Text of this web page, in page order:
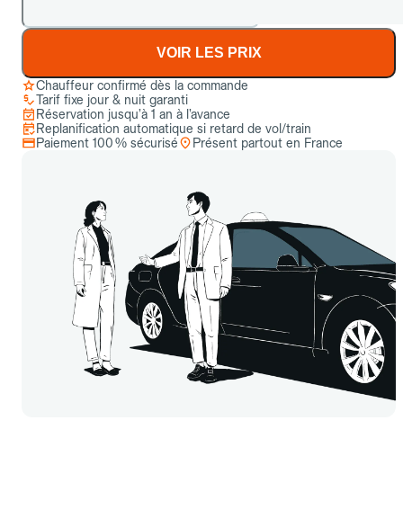
VOIR LES PRIX
Chauffeur confirmé dès la commande
Tarif fixe jour & nuit garanti
Réservation jusqu’à 1 an à l’avance
Replanification automatique si retard de vol/train
Paiement 100 % sécurisé
Présent partout en France